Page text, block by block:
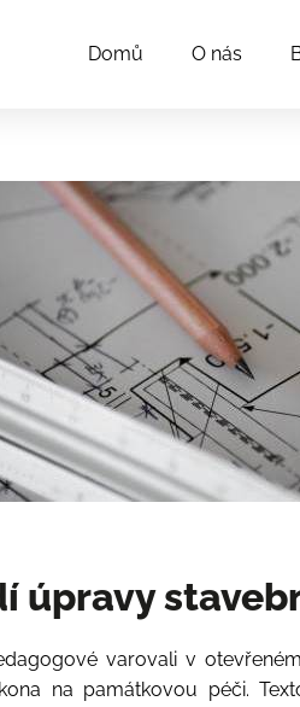
Domů O nás
úpravy
varovali v
na památkovou péči.